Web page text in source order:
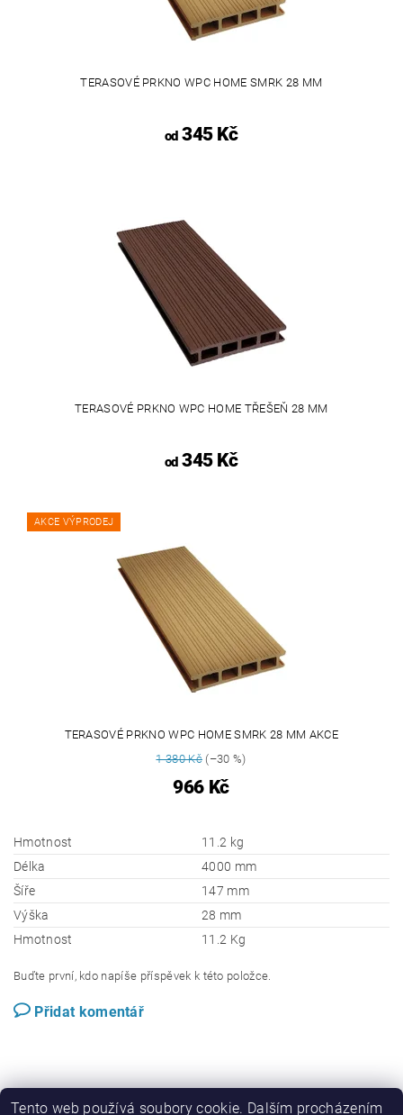
TERASOVÉ PRKNO WPC HOME SMRK 28 MM
od345 Kč
TERASOVÉ PRKNO WPC HOME TŘEŠEŇ 28 MM
od345 Kč
AKCE VÝPRODEJ
TERASOVÉ PRKNO WPC HOME SMRK 28 MM AKCE
1 380 Kč (–30 %)
966 Kč
Hmotnost
11.2 kg
Délka
4000 mm
Šíře
147 mm
Výška
28 mm
Hmotnost
11.2 Kg
Buďte první, kdo napíše příspěvek k této položce.
Přidat komentář
Tento web používá soubory cookie. Dalším procházením